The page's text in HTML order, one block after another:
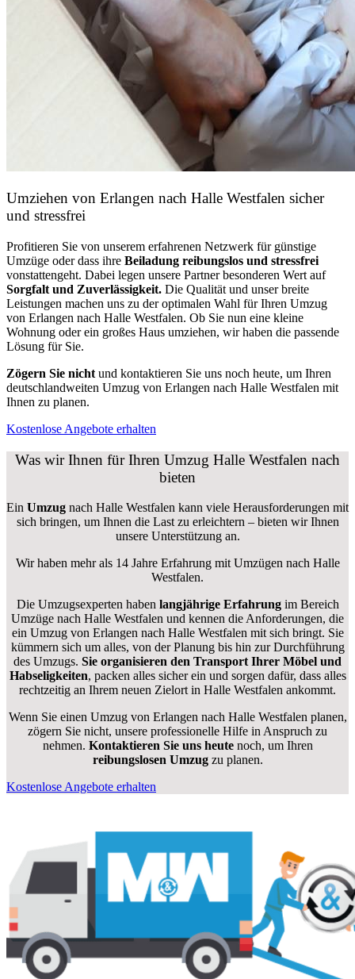
Umziehen von Erlangen nach Halle Westfalen sicher
und stressfrei
Profitieren Sie von unserem erfahrenen Netzwerk für günstige
Umzüge oder dass ihre Beiladung reibungslos und stressfrei
vonstattengeht. Dabei legen unsere Partner besonderen Wert auf
Sorgfalt und Zuverlässigkeit. Die Qualität und unser breite
Leistungen machen uns zu der optimalen Wahl für Ihren Umzug
von Erlangen nach Halle Westfalen. Ob Sie nun eine kleine
Wohnung oder ein großes Haus umziehen, wir haben die passende
Lösung für Sie.
Zögern Sie nicht und kontaktieren Sie uns noch heute, um Ihren
deutschlandweiten Umzug von Erlangen nach Halle Westfalen mit
Ihnen zu planen.
Kostenlose Angebote erhalten
Was wir Ihnen für Ihren Umzug Halle Westfalen nach
bieten
Ein Umzug nach Halle Westfalen kann viele Herausforderungen mit
sich bringen, um Ihnen die Last zu erleichtern – bieten wir Ihnen
unsere Unterstützung an.
Wir haben mehr als 14 Jahre Erfahrung mit Umzügen nach Halle
Westfalen.
Die Umzugsexperten haben langjährige Erfahrungim Bereich
Umzüge nach Halle Westfalen und kennen die Anforderungen, die
ein Umzug von Erlangen nach Halle Westfalen mit sich bringt. Sie
kümmern sich um alles, von der Planung bis hin zur Durchführung
des Umzugs. Sie organisieren den Transport Ihrer Möbel und
Habseligkeiten, packen alles sicher ein und sorgen dafür, dass alles
rechtzeitig an Ihrem neuen Zielort in Halle Westfalen ankommt.
Wenn Sie einen Umzug von Erlangen nach Halle Westfalen planen,
zögern Sie nicht, unsere professionelle Hilfe in Anspruch zu
nehmen. Kontaktieren Sie uns heutenoch, um Ihren
reibungslosen Umzugzu planen.
Kostenlose Angebote erhalten